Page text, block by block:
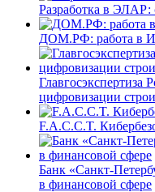
Разработка в ЭЛАР:
ДОМ.РФ: работа в
Главгосэкспертиза
цифровизации
F.A.C.C.T.
Банк «Санкт-
в финансовой сфере